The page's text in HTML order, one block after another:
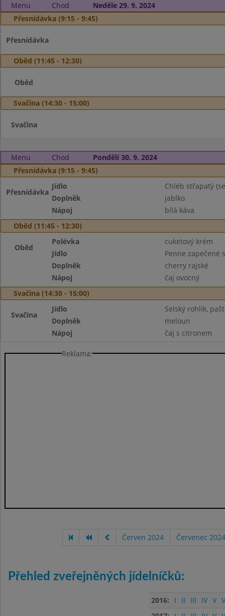
Menu Chod
Neděle 29. 9. 2024
Přesnídávka (9:15 - 9:45)
Přesnídávka
Oběd (11:45 - 12:30)
Oběd
Svačina (14:30 - 15:00)
Svačina
Menu Chod
Pondělí 30. 9. 2024
Přesnídávka (9:15 - 9:45)
Přesnídávka
Jídlo
Chléb střapatý
Doplněk
jablko
Nápoj
bílá káva
Oběd (11:45 - 12:30)
Oběd
Polévka
cuketový krém
Jídlo
Penne zapečené
Doplněk
cherry rajské
Nápoj
čaj ovocný
Svačina (14:30 - 15:00)
Svačina
Jídlo
Selský rohlík,
Doplněk
meloun
Nápoj
čaj s citronem
Reklama:
Červen 2024 Červenec 2024
Přehled zveřejněných jídelníčků:
2016: I II III IV V